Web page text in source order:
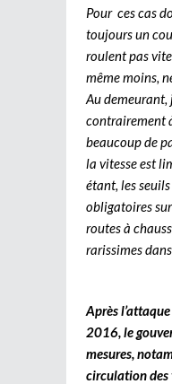
Pour ces cas
toujours un
roulent pas
même moins,
Au demeurant,
contrairement
beaucoup de
la vitesse est
étant, les
obligatoires
routes à
rarissimes
Après
2016, le
mesures,
circulation des